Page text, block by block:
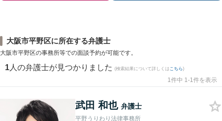
大阪市平野区に所在する弁護士
大阪市平野区の事務所等での面談予約が可能です。
1 人の弁護士が見つかりました (検索結果について詳しくは こちら)
1件中 1-1件を表示
武田 和也 弁護士
平野うりわり法律事務所